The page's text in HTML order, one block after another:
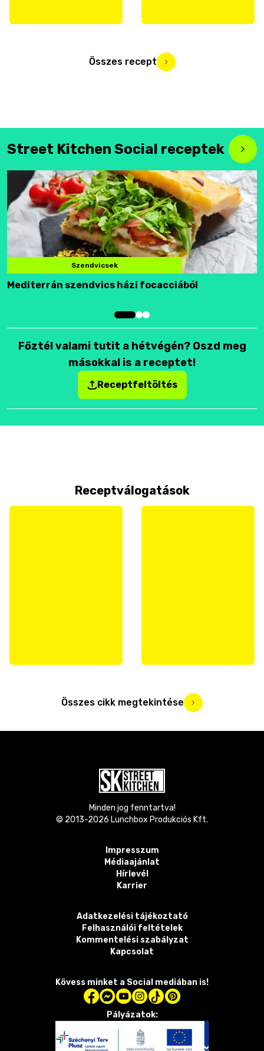
Összes recept
Street Kitchen Social receptek
Szendvicsek
Mediterrán szendvics házi focacciából
Főztél valami tutit a hétvégén? Oszd meg
másokkal is a receptet!
Receptfeltöltés
Receptválogatások
Összes cikk megtekintése
Minden jog fenntartva!
© 2013-2026 Lunchbox Produkciós Kft.
Impresszum
Médiaajánlat
Hírlevél
Karrier
Adatkezelési tájékoztató
Felhasználói feltételek
Kommentelési szabályzat
Kapcsolat
Kövess minket a Social mediában is!
Pályázatok: